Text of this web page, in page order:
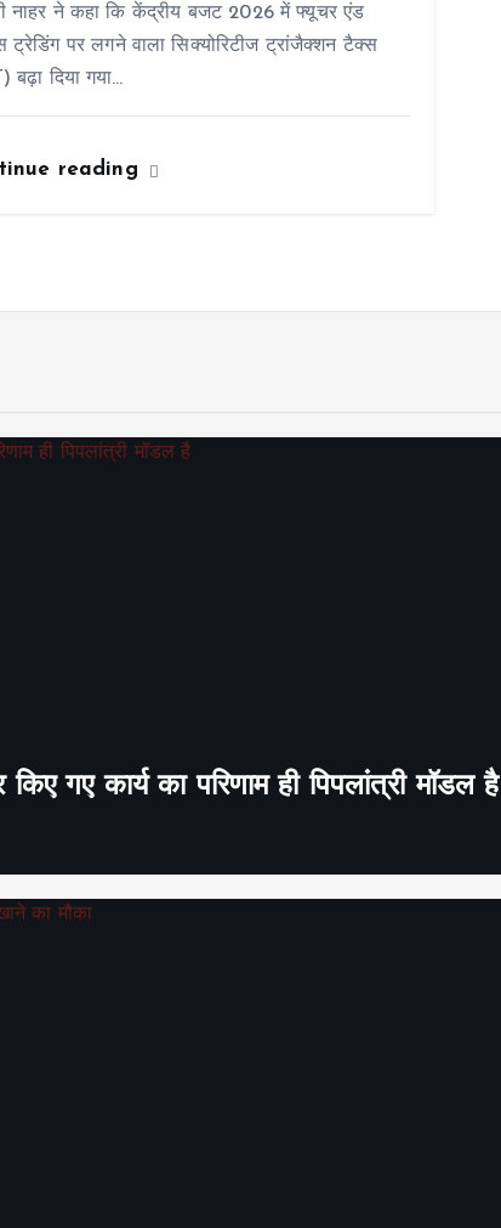
नाहर ने कहा कि केंद्रीय बजट 2026 में फ्यूचर एंड
ट्रेडिंग पर लगने वाला सिक्योरिटीज ट्रांजैक्शन टैक्स
बढ़ा दिया गया…
reading
गए कार्य का परिणाम ही पिपलांत्री मॉडल है